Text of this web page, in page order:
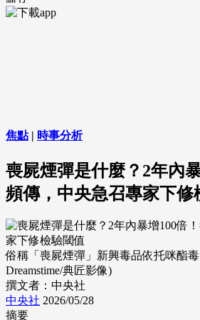
焦點| 時事分析
喪屍煙彈是什麼？2年內
頻傳，中央急召專家下修
俗稱「喪屍煙彈」新興毒品依托咪酯
Dreamstime/典匠影像)
撰文者：中央社
中央社 2026/05/28
摘要